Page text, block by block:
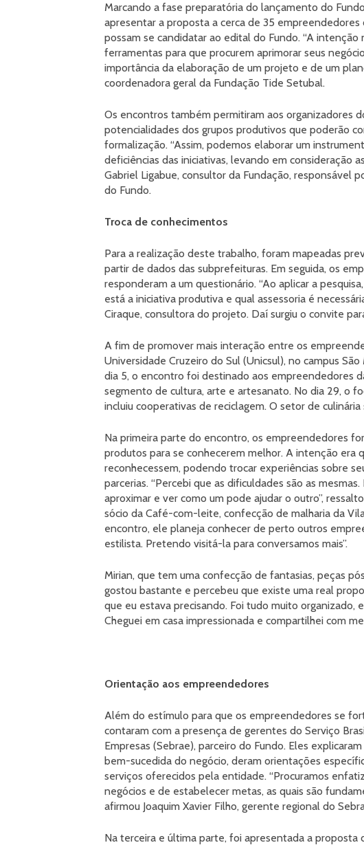
Marcando a fase preparatória do lançamento do
apresentar a proposta a cerca de 35
possam se candidatar ao edital do Fundo. “A
ferramentas para que procurem aprimorar seus
importância da elaboração de um projeto e de um
coordenadora geral da Fundação Tide Setubal.
Os encontros também permitiram aos organizadores
potencialidades dos grupos produtivos que poderão
formalização. “Assim, podemos elaborar um
deficiências das iniciativas, levando em consideração
Gabriel Ligabue, consultor da Fundação, responsável
do Fundo.
Troca de conhecimentos
Para a realização deste trabalho, foram mapeadas
partir de dados das subprefeituras. Em seguida, os
responderam a um questionário. “Ao aplicar a
está a iniciativa produtiva e qual assessoria é
Ciraque, consultora do projeto. Daí surgiu o convite
A fim de promover mais interação entre os
Universidade Cruzeiro do Sul (Unicsul), no campus
dia 5, o encontro foi destinado aos empreendedores
segmento de cultura, arte e artesanato. No dia 29, o
incluiu cooperativas de reciclagem. O setor de
Na primeira parte do encontro, os empreendedores
produtos para se conhecerem melhor. A intenção era
reconhecessem, podendo trocar experiências sobre
parcerias. “Percebi que as dificuldades são as
aproximar e ver como um pode ajudar o outro”,
sócio da Café-com-leite, confecção de malharia da
encontro, ele planeja conhecer de perto outros
estilista. Pretendo visitá-la para conversamos mais”.
Mirian, que tem uma confecção de fantasias, peças
gostou bastante e percebeu que existe uma real
que eu estava precisando. Foi tudo muito
Cheguei em casa impressionada e compartilhei com
Orientação aos empreendedores
Além do estímulo para que os empreendedores se
contaram com a presença de gerentes do Serviço
Empresas (Sebrae), parceiro do Fundo. Eles
bem-sucedida do negócio, deram orientações
serviços oferecidos pela entidade. “Procuramos
negócios e de estabelecer metas, as quais são
afirmou Joaquim Xavier Filho, gerente regional do
Na terceira e última parte, foi apresentada a proposta